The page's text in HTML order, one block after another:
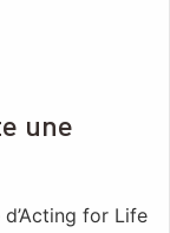
une
d’Acting for Life